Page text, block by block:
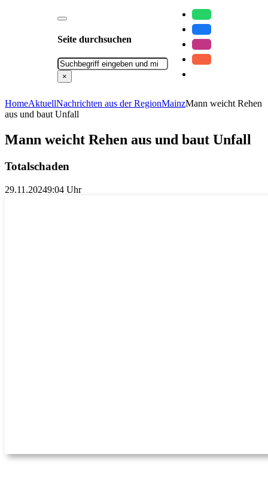
Seite durchsuchen
Suchen
×
HomeAktuellNachrichten aus der RegionMainzMann weicht Rehen
aus und baut Unfall
Mann weicht Rehen aus und baut Unfall
Totalschaden
29.11.20249:04 Uhr